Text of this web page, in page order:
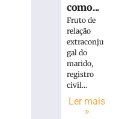
realiza
distribuição
18.860
urnas
eletrônicas
como...
Fruto de
relação
extraconju
gal do
marido,
registro
civil...
Ler mais
»